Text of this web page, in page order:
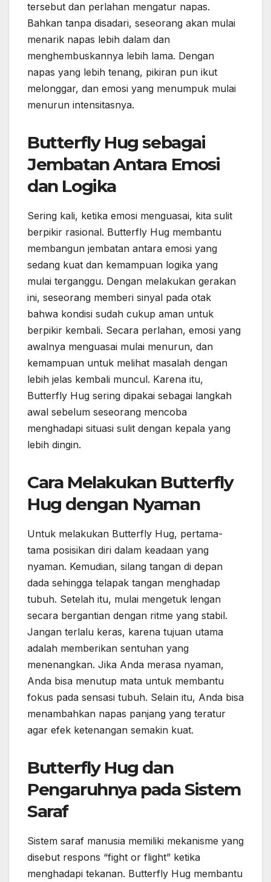
tersebut dan perlahan mengatur napas.
Bahkan tanpa disadari, seseorang akan mulai
menarik napas lebih dalam dan
menghembuskannya lebih lama. Dengan
napas yang lebih tenang, pikiran pun ikut
melonggar, dan emosi yang menumpuk mulai
menurun intensitasnya.
Butterfly Hug sebagai
Jembatan Antara Emosi
dan Logika
Sering kali, ketika emosi menguasai, kita sulit
berpikir rasional. Butterfly Hug membantu
membangun jembatan antara emosi yang
sedang kuat dan kemampuan logika yang
mulai terganggu. Dengan melakukan gerakan
ini, seseorang memberi sinyal pada otak
bahwa kondisi sudah cukup aman untuk
berpikir kembali. Secara perlahan, emosi yang
awalnya menguasai mulai menurun, dan
kemampuan untuk melihat masalah dengan
lebih jelas kembali muncul. Karena itu,
Butterfly Hug sering dipakai sebagai langkah
awal sebelum seseorang mencoba
menghadapi situasi sulit dengan kepala yang
lebih dingin.
Cara Melakukan Butterfly
Hug dengan Nyaman
Untuk melakukan Butterfly Hug, pertama-
tama posisikan diri dalam keadaan yang
nyaman. Kemudian, silang tangan di depan
dada sehingga telapak tangan menghadap
tubuh. Setelah itu, mulai mengetuk lengan
secara bergantian dengan ritme yang stabil.
Jangan terlalu keras, karena tujuan utama
adalah memberikan sentuhan yang
menenangkan. Jika Anda merasa nyaman,
Anda bisa menutup mata untuk membantu
fokus pada sensasi tubuh. Selain itu, Anda bisa
menambahkan napas panjang yang teratur
agar efek ketenangan semakin kuat.
Butterfly Hug dan
Pengaruhnya pada Sistem
Saraf
Sistem saraf manusia memiliki mekanisme yang
disebut respons “fight or flight” ketika
menghadapi tekanan. Butterfly Hug membantu